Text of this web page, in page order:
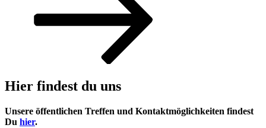
Hier findest du uns
Unsere öffentlichen Treffen und Kontaktmöglichkeiten findest
Du hier.